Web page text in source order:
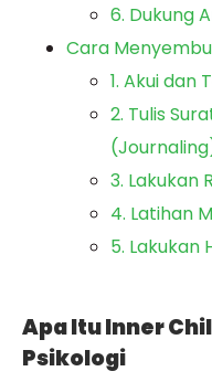
6. Dukung
Cara
1. Akui dan
2. Tulis
3. Lakukan
4. Latihan
5. Lakukan
Apa Itu Inner
Psikologi